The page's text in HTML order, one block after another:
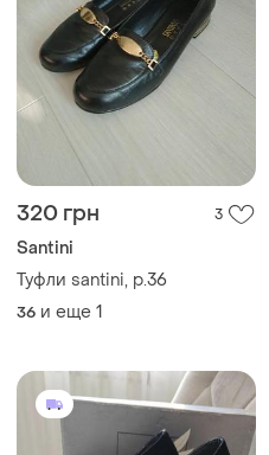
320 грн 3
Santini
Туфли santini, р.36
36 и еще 1